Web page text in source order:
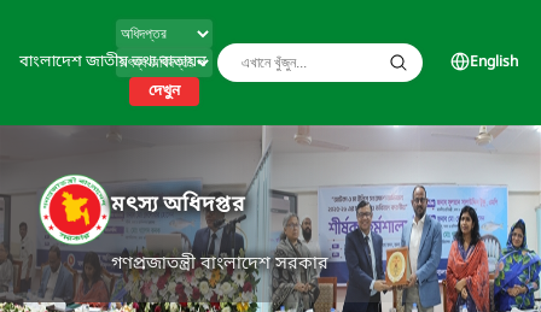
বাংলাদেশ জাতীয় তথ্য বাতায়ন
দেখুন
English
মৎস্য অধিদপ্তর
গণপ্রজাতন্ত্রী বাংলাদেশ সরকার